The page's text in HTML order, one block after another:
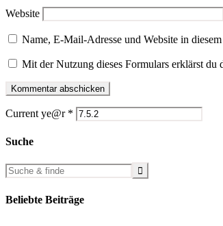
Website
Name, E-Mail-Adresse und Website in
Mit der Nutzung dieses Formulars erklärst du
Current ye@r *
Suche
Beliebte Beiträge